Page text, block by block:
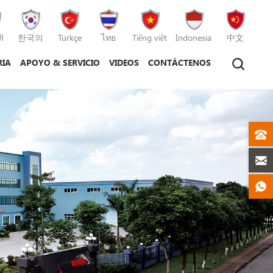
한국의 Türkçe ไทย Tiếng việt Indonesia 中文
APOYO & SERVICIO VIDEOS CONTÁCTENOS